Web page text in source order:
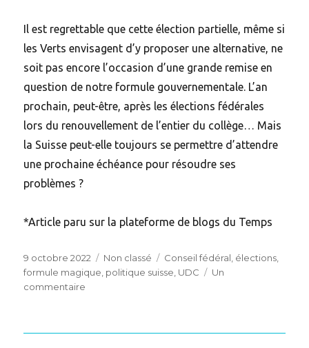
Il est regrettable que cette élection partielle, même si
les Verts envisagent d’y proposer une alternative, ne
soit pas encore l’occasion d’une grande remise en
question de notre formule gouvernementale. L’an
prochain, peut-être, après les élections fédérales
lors du renouvellement de l’entier du collège… Mais
la Suisse peut-elle toujours se permettre d’attendre
une prochaine échéance pour résoudre ses
problèmes ?
*Article paru sur la plateforme de blogs du Temps
Posted
on
9 octobre 2022 Categories
Non classé Tags
Conseil fédéral, élections,
formule magique, politique suisse, UDC
Un
commentaire